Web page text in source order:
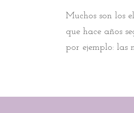
Muchos son los
que hace años
por ejemplo: las